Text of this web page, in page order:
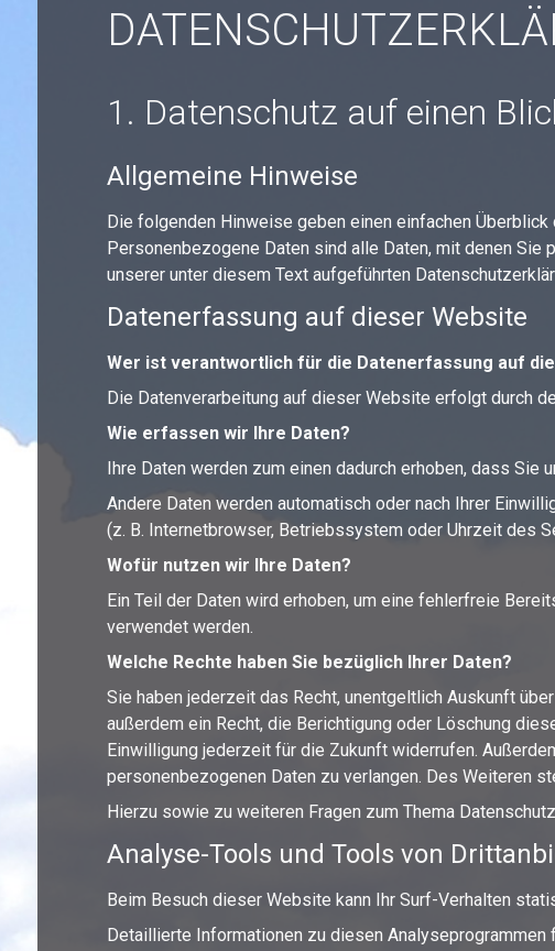
1. Datenschutz auf einen
Allgemeine Hinweise
Die folgenden Hinweise geben einen einfachen
Personenbezogene Daten sind alle Daten, mit denen
unserer unter diesem Text aufgeführten
Datenerfassung auf dieser Website
Wer ist verantwortlich für die Datenerfassung auf
Die Datenverarbeitung auf dieser Website erfolgt durch
Wie erfassen wir Ihre Daten?
Ihre Daten werden zum einen dadurch erhoben, dass Sie
Andere Daten werden automatisch oder nach Ihrer
(z. B. Internetbrowser, Betriebssystem oder Uhrzeit des
Wofür nutzen wir Ihre Daten?
Ein Teil der Daten wird erhoben, um eine fehlerfreie
verwendet werden.
Welche Rechte haben Sie bezüglich Ihrer Daten?
Sie haben jederzeit das Recht, unentgeltlich Auskunft
außerdem ein Recht, die Berichtigung oder Löschung
Einwilligung jederzeit für die Zukunft widerrufen.
personenbezogenen Daten zu verlangen. Des Weiteren
Hierzu sowie zu weiteren Fragen zum Thema
Analyse-Tools und Tools von
Beim Besuch dieser Website kann Ihr Surf-Verhalten
Detaillierte Informationen zu diesen